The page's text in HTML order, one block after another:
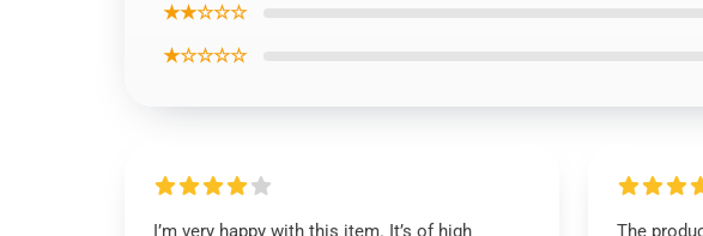
★★☆☆☆
★☆☆☆☆
I’m very happy with this item. It’s of high
The